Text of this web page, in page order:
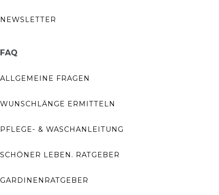
NEWSLETTER
FAQ
ALLGEMEINE FRAGEN
WUNSCHLÄNGE ERMITTELN
PFLEGE- & WASCHANLEITUNG
SCHÖNER LEBEN. RATGEBER
GARDINENRATGEBER